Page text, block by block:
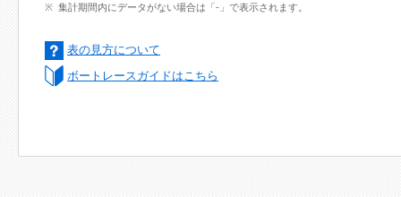
集計期間内にデータがない場合は「-」で表示されます。
表の見方について
ボートレースガイドはこちら